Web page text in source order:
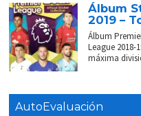
Álbum
2019 –
Álbum
League
máxima
AutoEvaluación